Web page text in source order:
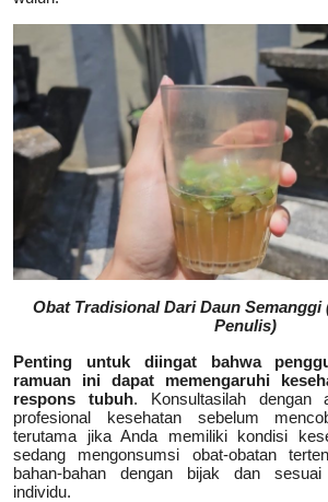
Obat Tradisional Dari Daun
Penulis)
Penting untuk diingat bahwa
ramuan ini dapat memengaruhi
respons tubuh. Konsultasilah dengan
profesional kesehatan sebelum
terutama jika Anda memiliki kondisi
sedang mengonsumsi obat-obatan
bahan-bahan dengan bijak dan
individu.